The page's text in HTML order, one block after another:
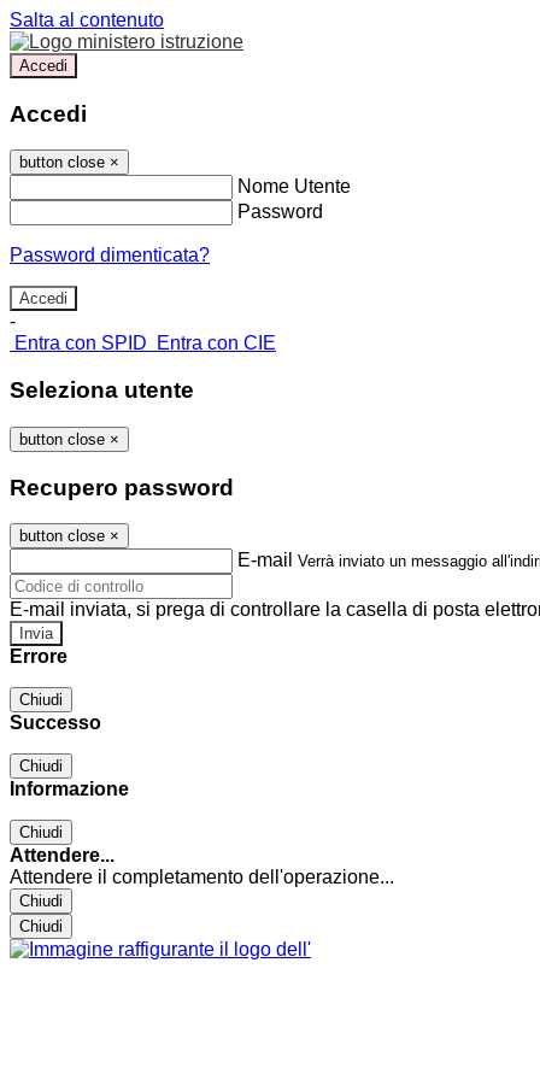
Salta al contenuto
Accedi
Accedi
button close ×
Nome Utente
Password
Password dimenticata?
-
Entra con SPID
Entra con CIE
Seleziona utente
button close ×
Recupero password
button close ×
E-mail Verrà inviato un messaggio
E-mail inviata, si prega di controllare la casella di posta
Errore
Chiudi
Successo
Chiudi
Informazione
Chiudi
Attendere...
Attendere il completamento dell'operazione...
Chiudi
Chiudi